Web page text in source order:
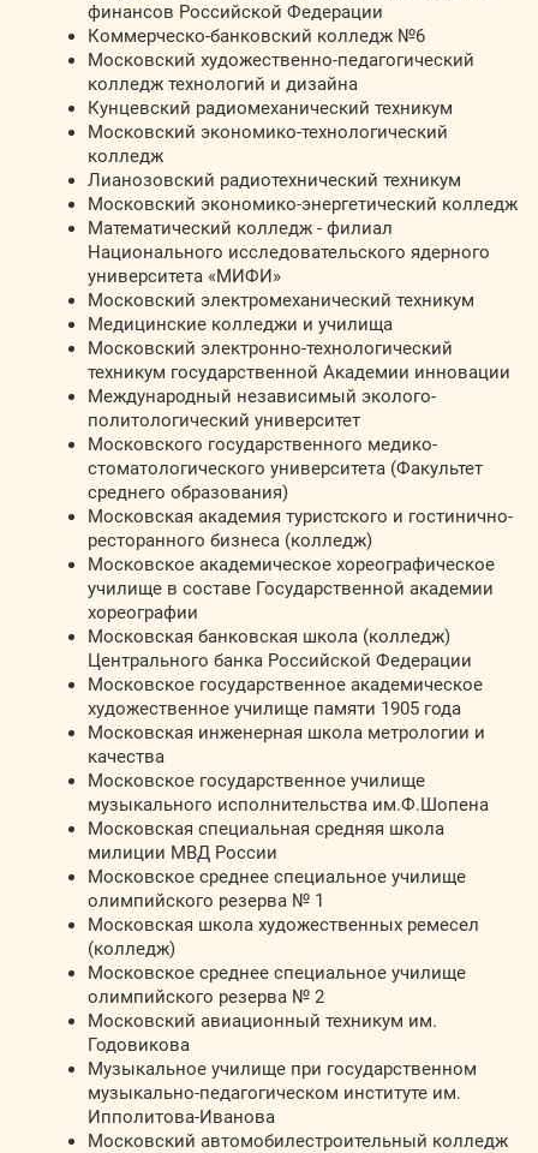
финансов Российской Федерации
Коммерческо-банковский колледж №6
Московский художественно-педагогический
колледж технологий и дизайна
Кунцевский радиомеханический техникум
Московский экономико-технологический
колледж
Лианозовский радиотехнический техникум
Московский экономико-энергетический колледж
Математический колледж - филиал
Национального исследовательского ядерного
университета «МИФИ»
Московский электромеханический техникум
Медицинские колледжи и училища
Московский электронно-технологический
техникум государственной Академии инновации
Международный независимый эколого-
политологический университет
Московского государственного медико-
стоматологического университета (Факультет
среднего образования)
Московская академия туристского и гостинично-
ресторанного бизнеса (колледж)
Московское академическое хореографическое
училище в составе Государственной академии
хореографии
Московская банковская школа (колледж)
Центрального банка Российской Федерации
Московское государственное академическое
художественное училище памяти 1905 года
Московская инженерная школа метрологии и
качества
Московское государственное училище
музыкального исполнительства им.Ф.Шопена
Московская специальная средняя школа
милиции МВД России
Московское среднее специальное училище
олимпийского резерва № 1
Московская школа художественных ремесел
(колледж)
Московское среднее специальное училище
олимпийского резерва № 2
Московский авиационный техникум им.
Годовикова
Музыкальное училище при государственном
музыкально-педагогическом институте им.
Ипполитова-Иванова
Московский автомобилестроительный колледж